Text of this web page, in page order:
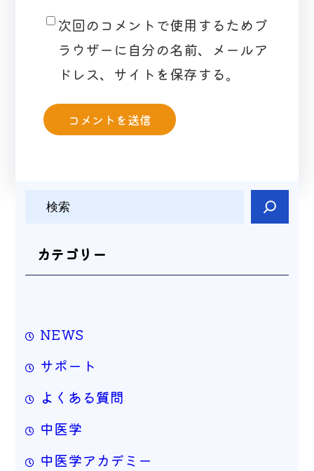
次回のコメントで使用するためブ
ラウザーに自分の名前、メールア
ドレス、サイトを保存する。
カテゴリー
NEWS
サポート
よくある質問
中医学
中医学アカデミー